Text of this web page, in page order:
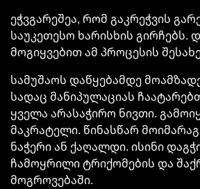
ეჭვგარეშეა, რომ გაკრეჭვის
საუკეთესო ხარისხის გირჩებს.
მოგიყვებით ამ პროცესის
სამუშაოს დაწყებამდე
სადაც მანიპულაციას
ყველა არასაჭირო ნივთი.
მაკრატელი. წინასწარ
ნაჭერი ან ქაღალდი. ისინი
ჩამოყრილიტრიქომების და
მოგროვებაში.